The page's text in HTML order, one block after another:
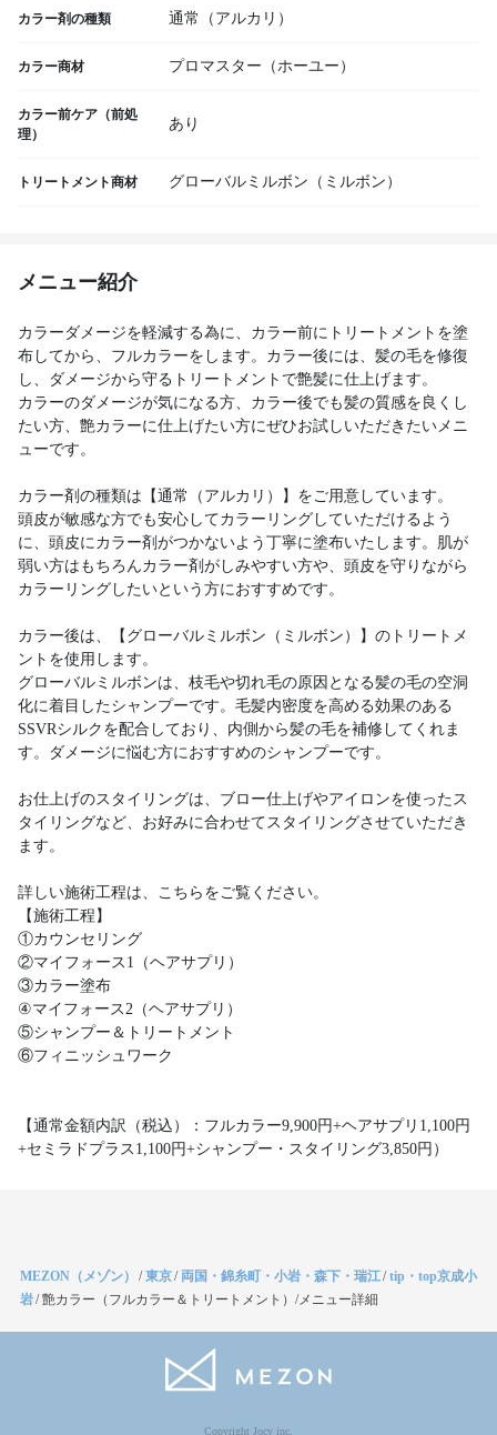
カラー剤の種類 通常（アルカリ）
カラー商材 プロマスター（ホーユー）
カラー前ケア（前処
理）
あり
トリートメント商材 グローバルミルボン（ミルボン）
メニュー紹介
カラーダメージを軽減する為に、カラー前にトリートメントを塗
布してから、フルカラーをします。カラー後には、髪の毛を修復
し、ダメージから守るトリートメントで艶髪に仕上げます。
カラーのダメージが気になる方、カラー後でも髪の質感を良くし
たい方、艶カラーに仕上げたい方にぜひお試しいただきたいメニ
ューです。
カラー剤の種類は【通常（アルカリ）】をご用意しています。
頭皮が敏感な方でも安心してカラーリングしていただけるよう
に、頭皮にカラー剤がつかないよう丁寧に塗布いたします。肌が
弱い方はもちろんカラー剤がしみやすい方や、頭皮を守りながら
カラーリングしたいという方におすすめです。
カラー後は、【グローバルミルボン（ミルボン）】のトリートメ
ントを使用します。
グローバルミルボンは、枝毛や切れ毛の原因となる髪の毛の空洞
化に着目したシャンプーです。毛髪内密度を高める効果のある
SSVRシルクを配合しており、内側から髪の毛を補修してくれま
す。ダメージに悩む方におすすめのシャンプーです。
お仕上げのスタイリングは、ブロー仕上げやアイロンを使ったス
タイリングなど、お好みに合わせてスタイリングさせていただき
ます。
詳しい施術工程は、こちらをご覧ください。
【施術工程】
①カウンセリング
②マイフォース1（ヘアサプリ）
③カラー塗布
④マイフォース2（ヘアサプリ）
⑤シャンプー＆トリートメント
⑥フィニッシュワーク
【通常金額内訳（税込）：フルカラー9,900円+ヘアサプリ1,100円
+セミラドプラス1,100円+シャンプー・スタイリング3,850円）
MEZON（メゾン） /東京/ 両国・錦糸町・小岩・森下・瑞江/tip・top京成小
岩/艶カラー（フルカラー＆トリートメント）/メニュー詳細
Copyright Jocy inc.